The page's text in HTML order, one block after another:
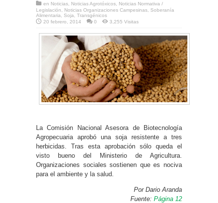
en Noticias Noticias Agrotóxicos
Noticias Normativa /
Legislación
Noticias Organizaciones Campesinas Soberanía
Alimentaria
Soja
Transgénicos
20 febrero, 2014
0 3,255 Visitas
La Comisión Nacional Asesora de Biotecnología
Agropecuaria aprobó una soja resistente a tres
herbicidas. Tras esta aprobación sólo queda el
visto bueno del Ministerio de Agricultura.
Organizaciones sociales sostienen que es nociva
para el ambiente y la salud.
Por Dario Aranda
Fuente: Página 12